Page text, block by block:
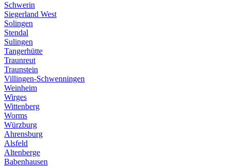
Schwerin
Siegerland West
Solingen
Stendal
Sulingen
Tangerhütte
Traunreut
Traunstein
Villingen-Schwenningen
Weinheim
Wirges
Wittenberg
Worms
Würzburg
Ahrensburg
Alsfeld
Altenberge
Babenhausen